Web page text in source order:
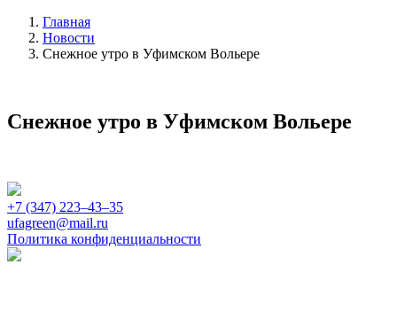
Главная
Новости
Снежное утро в Уфимском Вольере
Снежное утро в Уфимском Вольере
+7 (347) 223‒43‒35
ufagreen@mail.ru
Политика конфиденциальности